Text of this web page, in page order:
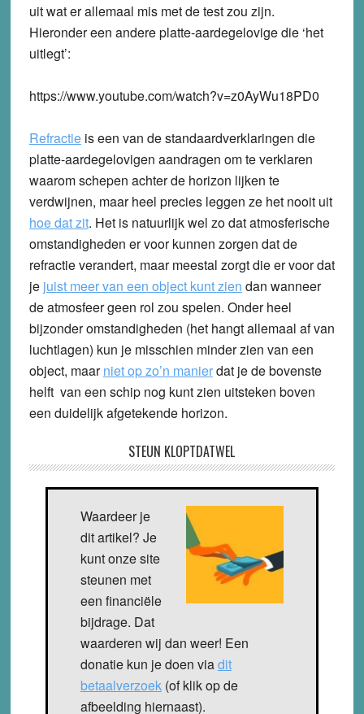
uit wat er allemaal mis met de test zou zijn.
Hieronder een andere platte-aardegelovige die ‘het
uitlegt’:
https://www.youtube.com/watch?v=z0AyWu18PD0
Refractieis een van de standaardverklaringen die
platte-aardegelovigen aandragen om te verklaren
waarom schepen achter de horizon lijken te
verdwijnen, maar heel precies leggen ze het nooit uit
hoe dat zit. Het is natuurlijk wel zo dat atmosferische
omstandigheden er voor kunnen zorgen dat de
refractie verandert, maar meestal zorgt die er voor dat
je juist meer van een object kunt zien dan wanneer
de atmosfeer geen rol zou spelen. Onder heel
bijzonder omstandigheden (het hangt allemaal af van
luchtlagen) kun je misschien minder zien van een
object, maarniet op zo’n manierdat je de bovenste
helft van een schip nog kunt zien uitsteken boven
een duidelijk afgetekende horizon.
STEUN KLOPTDATWEL
Waardeer je
dit artikel? Je
kunt onze site
steunen met
een financiële
bijdrage. Dat
waarderen wij dan weer! Een
donatie kun je doen viadit
betaalverzoek(of klik op de
afbeelding hiernaast).